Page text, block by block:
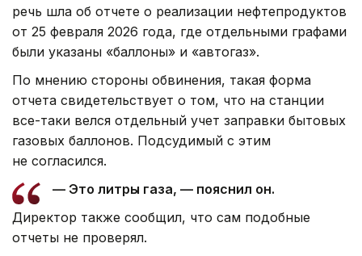
речь шла об отчете о реализации нефтепродуктов
от 25 февраля 2026 года, где отдельными графами
были указаны «баллоны» и «автогаз».
По мнению стороны обвинения, такая форма
отчета свидетельствует о том, что на станции
все-таки велся отдельный учет заправки бытовых
газовых баллонов. Подсудимый с этим
не согласился.
— Это литры газа, — пояснил он.
Директор также сообщил, что сам подобные
отчеты не проверял.